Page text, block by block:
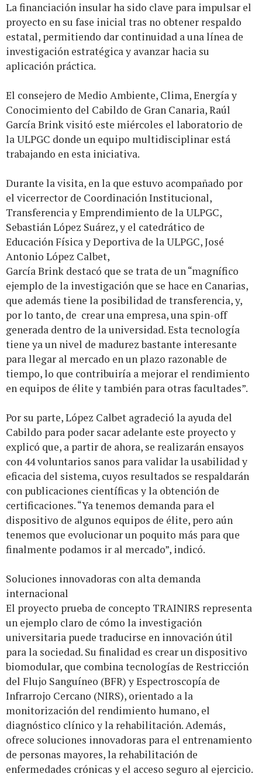
La financiación insular ha sido clave para impulsar el
proyecto en su fase inicial tras no obtener respaldo
estatal, permitiendo dar continuidad a una línea de
investigación estratégica y avanzar hacia su
aplicación práctica.
El consejero de Medio Ambiente, Clima, Energía y
Conocimiento del Cabildo de Gran Canaria, Raúl
García Brink visitó este miércoles el laboratorio de
la ULPGC donde un equipo multidisciplinar está
trabajando en esta iniciativa.
Durante la visita, en la que estuvo acompañado por
el vicerrector de Coordinación Institucional,
Transferencia y Emprendimiento de la ULPGC,
Sebastián López Suárez, y el catedrático de
Educación Física y Deportiva de la ULPGC, José
Antonio López Calbet,
García Brink destacó que se trata de un “magnífico
ejemplo de la investigación que se hace en Canarias,
que además tiene la posibilidad de transferencia, y,
por lo tanto, de crear una empresa, una spin-off
generada dentro de la universidad. Esta tecnología
tiene ya un nivel de madurez bastante interesante
para llegar al mercado en un plazo razonable de
tiempo, lo que contribuiría a mejorar el rendimiento
en equipos de élite y también para otras facultades”.
Por su parte, López Calbet agradeció la ayuda del
Cabildo para poder sacar adelante este proyecto y
explicó que, a partir de ahora, se realizarán ensayos
con 44 voluntarios sanos para validar la usabilidad y
eficacia del sistema, cuyos resultados se respaldarán
con publicaciones científicas y la obtención de
certificaciones. “Ya tenemos demanda para el
dispositivo de algunos equipos de élite, pero aún
tenemos que evolucionar un poquito más para que
finalmente podamos ir al mercado”, indicó.
Soluciones innovadoras con alta demanda
internacional
El proyecto prueba de concepto TRAINIRS representa
un ejemplo claro de cómo la investigación
universitaria puede traducirse en innovación útil
para la sociedad. Su finalidad es crear un dispositivo
biomodular, que combina tecnologías de Restricción
del Flujo Sanguíneo (BFR) y Espectroscopía de
Infrarrojo Cercano (NIRS), orientado a la
monitorización del rendimiento humano, el
diagnóstico clínico y la rehabilitación. Además,
ofrece soluciones innovadoras para el entrenamiento
de personas mayores, la rehabilitación de
enfermedades crónicas y el acceso seguro al ejercicio.